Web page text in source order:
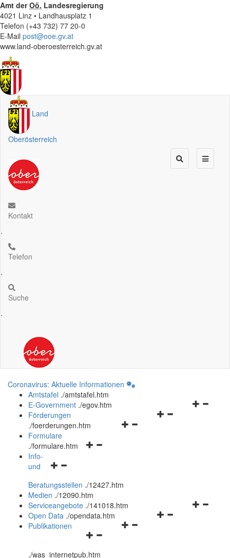
Amt derOö. Landesregierung
4021 Linz • Landhausplatz 1
Telefon (+43 732) 77 20-0
E-Mail post@ooe.gv.at
www.land-oberoesterreich.gv.at
Land
Oberösterreich
Kontakt
.
Telefon
.
Suche
.
Coronavirus: Aktuelle Informationen
Amtstafel ./amtstafel.htm
Navigationsmenü
E-Government ./egov.htm
Navigationsmenü
Förderungen
./foerderungen.htm
Navigationsmenü
Formulare
./formulare.htm
Navigationsmenü
und
schließen
Info-
und
Beratungsstellen ./12427.htm
Medien ./12090.htm
Navigationsmenü
Serviceangebote ./141018.htm
Navigationsmenü
Open Data ./opendata.htm
Navigationsmenü
und
Publikationen
./was_internetpub.htm